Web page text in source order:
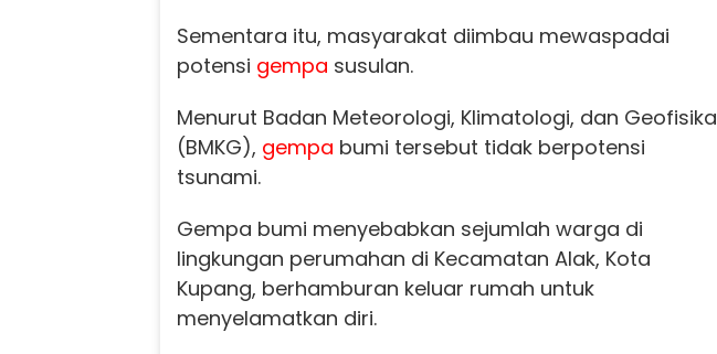
Sementara itu, masyarakat diimbau mewaspadai
potensi gempa susulan.
Menurut Badan Meteorologi, Klimatologi, dan Geofisika
(BMKG), gempa bumi tersebut tidak berpotensi
tsunami.
Gempa bumi menyebabkan sejumlah warga di
lingkungan perumahan di Kecamatan Alak, Kota
Kupang, berhamburan keluar rumah untuk
menyelamatkan diri.